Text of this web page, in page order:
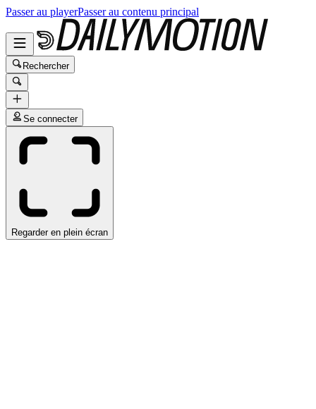
Passer au playerPasser au contenu principal
Rechercher
Se connecter
Regarder en plein écran